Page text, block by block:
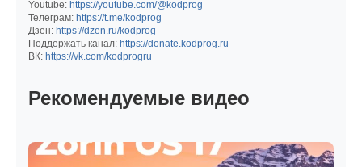
Youtube: https://youtube.com/@kodprog
Телеграм: https://t.me/kodprog
Дзен: https://dzen.ru/kodprog
Поддержать канал: https://donate.kodprog.ru
ВК: https://vk.com/kodprogru
Рекомендуемые видео